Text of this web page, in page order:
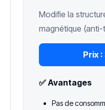
Modifie la
magnétique (anti-
Prix :
✅ Avantages
Pas de